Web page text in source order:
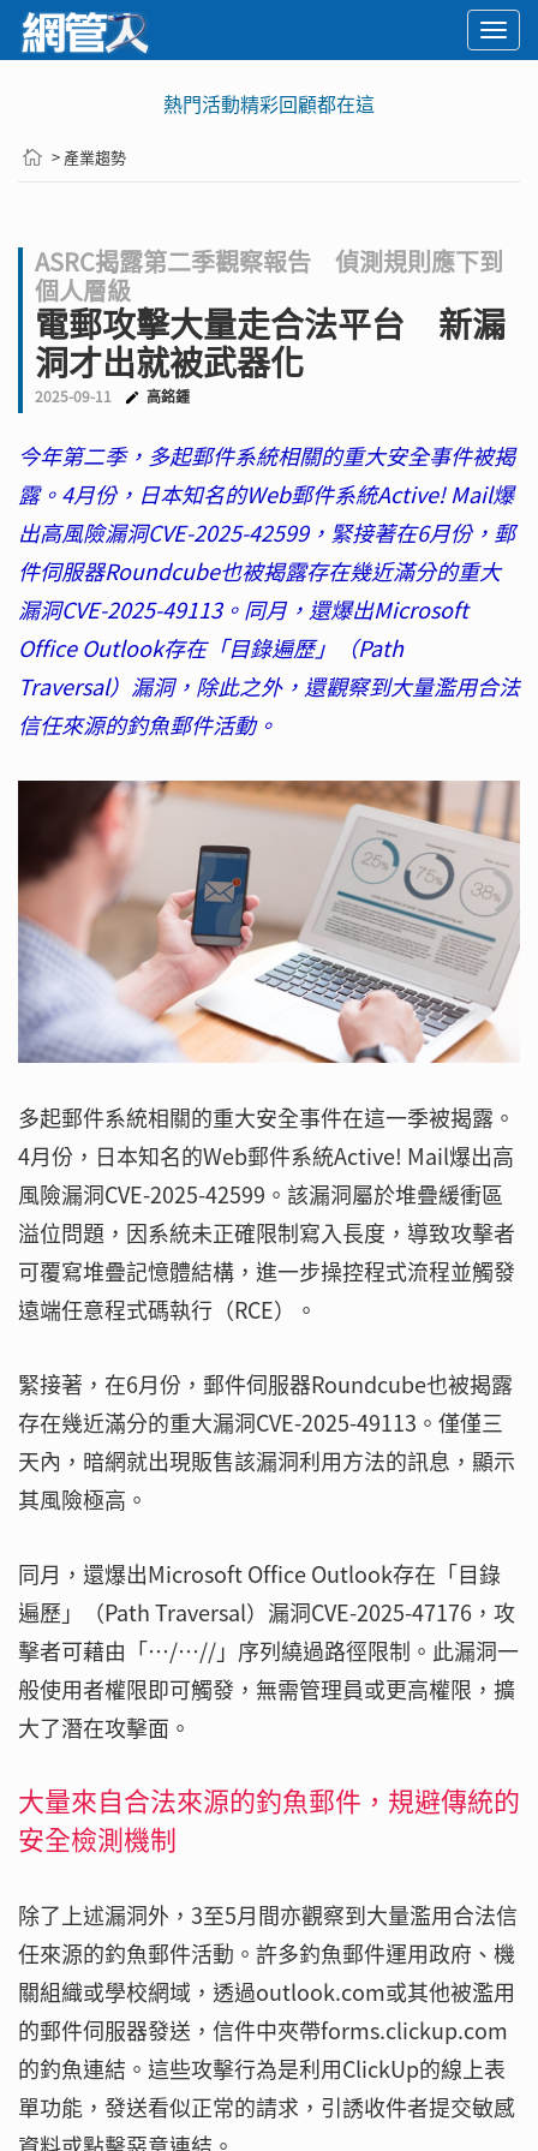
熱門活動精彩回顧都在這
> 產業趨勢
ASRC揭露第二季觀察報告 偵測規則應下到
個人層級
電郵攻擊大量走合法平台 新漏
洞才出就被武器化
2025-09-11 高銘鍾
今年第二季，多起郵件系統相關的重大安全事件被揭
露。4月份，日本知名的Web郵件系統Active! Mail爆
出高風險漏洞CVE-2025-42599，緊接著在6月份，郵
件伺服器Roundcube也被揭露存在幾近滿分的重大
漏洞CVE-2025-49113。同月，還爆出Microsoft
Office Outlook存在「目錄遍歷」（Path
Traversal）漏洞，除此之外，還觀察到大量濫用合法
信任來源的釣魚郵件活動。
多起郵件系統相關的重大安全事件在這一季被揭露。
4月份，日本知名的Web郵件系統Active! Mail爆出高
風險漏洞CVE-2025-42599。該漏洞屬於堆疊緩衝區
溢位問題，因系統未正確限制寫入長度，導致攻擊者
可覆寫堆疊記憶體結構，進一步操控程式流程並觸發
遠端任意程式碼執行（RCE）。
緊接著，在6月份，郵件伺服器Roundcube也被揭露
存在幾近滿分的重大漏洞CVE-2025-49113。僅僅三
天內，暗網就出現販售該漏洞利用方法的訊息，顯示
其風險極高。
同月，還爆出Microsoft Office Outlook存在「目錄
遍歷」（Path Traversal）漏洞CVE-2025-47176，攻
擊者可藉由「…/…//」序列繞過路徑限制。此漏洞一
般使用者權限即可觸發，無需管理員或更高權限，擴
大了潛在攻擊面。
大量來自合法來源的釣魚郵件，規避傳統的
安全檢測機制
除了上述漏洞外，3至5月間亦觀察到大量濫用合法信
任來源的釣魚郵件活動。許多釣魚郵件運用政府、機
關組織或學校網域，透過outlook.com或其他被濫用
的郵件伺服器發送，信件中夾帶forms.clickup.com
的釣魚連結。這些攻擊行為是利用ClickUp的線上表
單功能，發送看似正常的請求，引誘收件者提交敏感